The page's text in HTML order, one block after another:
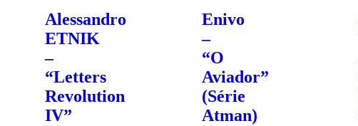
Alessandro
ETNIK
–
“Letters
Revolution
IV”
Enivo
–
“O
Aviador”
(Série
Atman)